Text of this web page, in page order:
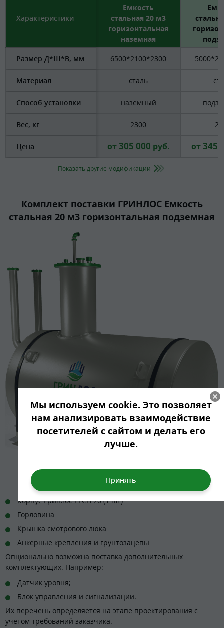
Характеристики
Емкость
стальная 20 м3
горизонтальная
наземная
Размер Д*Ш*В, мм 6500*2100*2300
Материал сталь
Способ установки наземный
Вес, кг 2300
Цена от305 000 руб. от345
Показать другие модификации
Комплект поставки ГРИНЛОС Емкость
стальная 20 м3 горизонтальная подземная
Корпус Гринлос РГСП 20 (1 шт)
Горловина
Крышка смотрового люка
Анкерные крепления и грунтозацепы
Опционально возможна поставка дополнительных
комплектующих. Например:
Датчик уровня;
Блок управления и сигнализации.
Их перечень определяется на этапе проектирования с
учётом требований заказчика.
Мы используем cookie. Это позволяет
нам анализировать взаимодействие
посетителей с сайтом и делать его
лучше.